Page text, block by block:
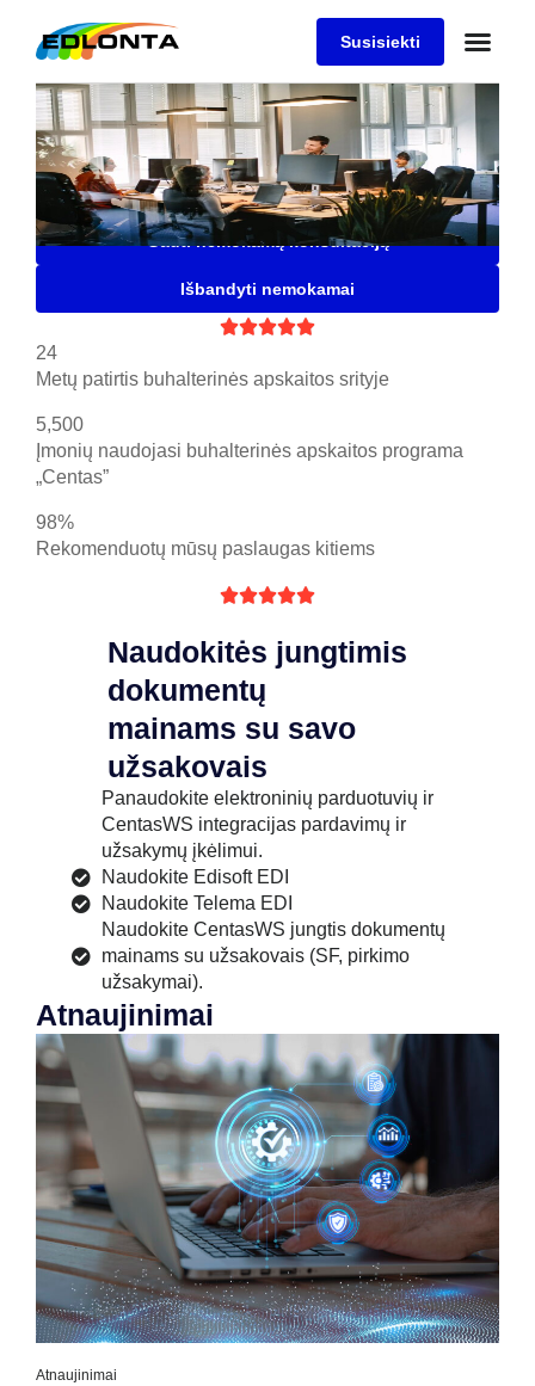
Susisiekti
Išbandyti nemokamai
Gauti nemokamą konsultaciją
Saugi, patogi ir lanksti buhalterinė programa Jūsų
įmonei, kuria naudojasi daugiau nei 5500 įmonių
Buhalterinės apskaitos
programa "Centas"

24
Metų patirtis buhalterinės apskaitos srityje
5,500
Įmonių naudojasi buhalterinės apskaitos programa
„Centas”
98%
Rekomenduotų mūsų paslaugas kitiems

Naudokitės jungtimis
dokumentų
mainams su savo
užsakovais
Panaudokite elektroninių parduotuvių ir
CentasWS integracijas pardavimų ir
užsakymų įkėlimui.
Naudokite Edisoft EDI
Naudokite Telema EDI
Naudokite CentasWS jungtis dokumentų
mainams su užsakovais (SF, pirkimo
užsakymai).
Atnaujinimai
Atnaujinimai